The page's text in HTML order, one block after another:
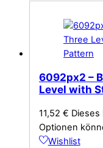
6092px2 –
Level with
11,52 € Dieses
Optionen
Wishlist